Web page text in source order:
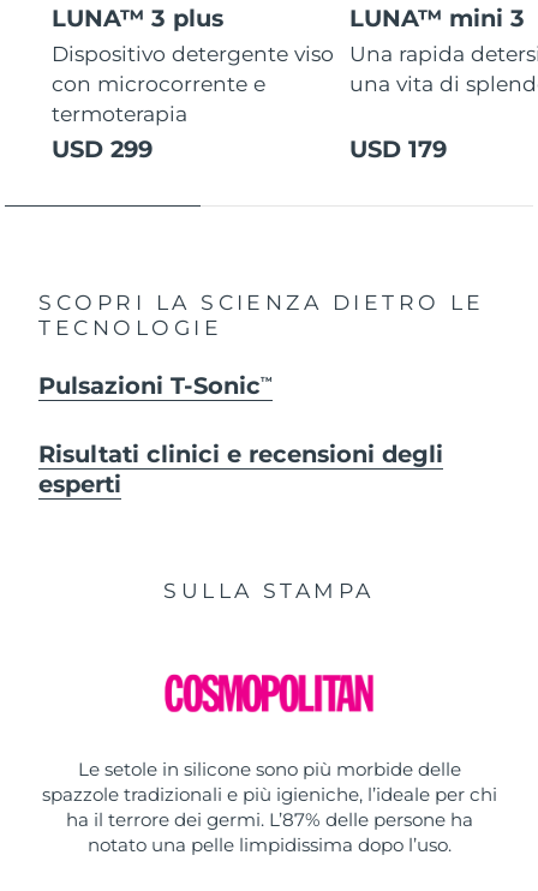
LUNA™ 3 plus
Dispositivo detergente viso
con microcorrente e
termoterapia
USD 299
LUNA™ mini 3
Una rapida
una vita di
USD 179
SCOPRI LA SCIENZA DIETRO LE
TECNOLOGIE
Pulsazioni T-SonicTM
Risultati clinici e recensioni degli
esperti
SULLA STAMPA
Le setole in silicone sono più morbide delle
spazzole tradizionali e più igieniche, l’ideale per chi
ha il terrore dei germi. L’87% delle persone ha
notato una pelle limpidissima dopo l’uso.